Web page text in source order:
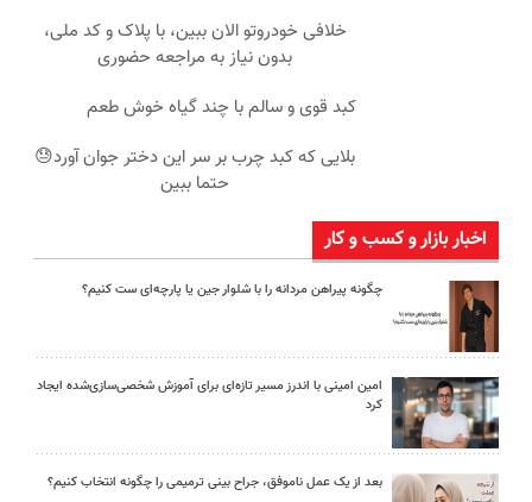
خلافی خودروتو الان ببین، با پلاک و کد ملی،
بدون نیاز به مراجعه حضوری
کبد قوی و سالم با چند گیاه خوش طعم
بلایی که کبد چرب بر سر این دختر جوان آورد😓
حتما ببین
اخبار بازار و کسب و کار
چگونه پیراهن مردانه را با شلوار جین یا پارچه‌ای ست کنیم؟
امین امینی با اندرز مسیر تازه‌ای برای آموزش شخصی‌سازی‌شده ایجاد
کرد
بعد از یک عمل ناموفق، جراح بینی ترمیمی را چگونه انتخاب کنیم؟